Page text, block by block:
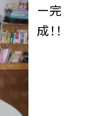
ー完
成！！